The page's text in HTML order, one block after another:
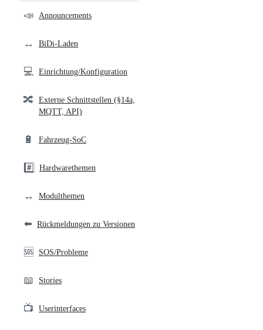
community
📣 Announcements
↔️ BiDi-Laden
💻 Einrichtung/Konfiguration
🔀 Externe Schnittstellen (§14a,
MQTT, API)
🔋 Fahrzeug-SoC
#️⃣ Hardwarethemen
↔️ Modulthemen
⬅️ Rückmeldungen zu Versionen
🆘 SOS/Probleme
📖 Stories
📺 Userinterfaces